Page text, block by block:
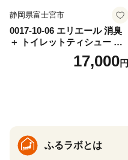
静岡県富士宮市
0017-10-06 エリエール 消臭
＋ トイレットティシュー し
っかり香るフレッシュクリア
の香り ダブル 12ロール×6パ
17,000円
ふるラボとは